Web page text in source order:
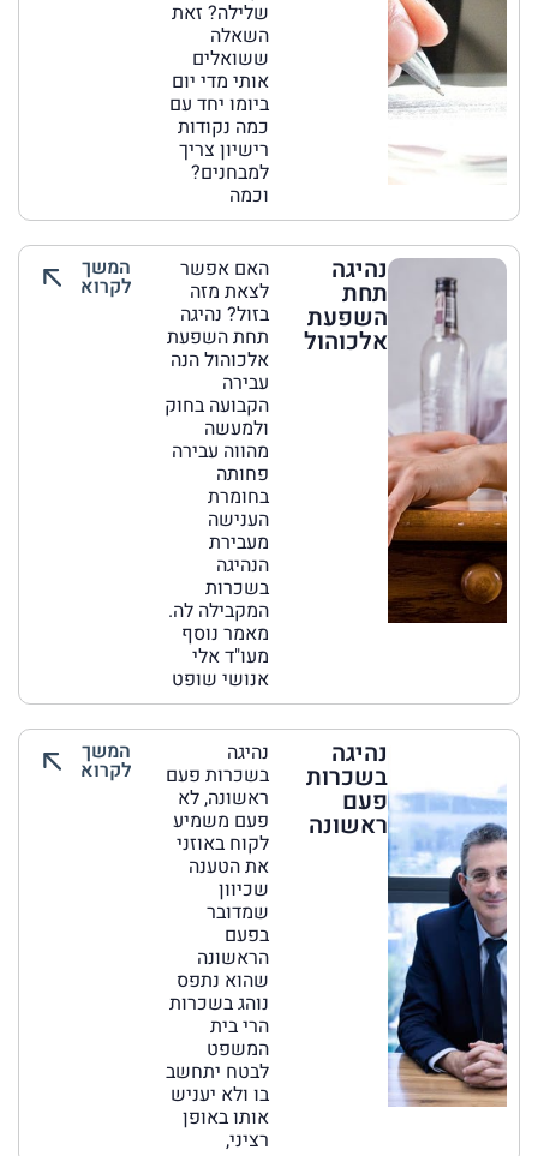
שלילה? זאת
השאלה
ששואלים
אותי מדי יום
ביומו יחד עם
כמה נקודות
רישיון צריך
למבחנים?
וכמה
נהיגה
תחת
השפעת
אלכוהול
האם אפשר
לצאת מזה
בזול? נהיגה
תחת השפעת
אלכוהול הנה
עבירה
הקבועה בחוק
ולמעשה
מהווה עבירה
פחותה
בחומרת
הענישה
מעבירת
הנהיגה
בשכרות
המקבילה לה.
מאמר נוסף
מעו"ד אלי
אנושי שופט
המשך
לקרוא
נהיגה
בשכרות
פעם
ראשונה
נהיגה
בשכרות פעם
ראשונה, לא
פעם משמיע
לקוח באוזני
את הטענה
שכיוון
שמדובר
בפעם
הראשונה
שהוא נתפס
נוהג בשכרות
הרי בית
המשפט
לבטח יתחשב
בו ולא יעניש
אותו באופן
רציני,
המשך
לקרוא